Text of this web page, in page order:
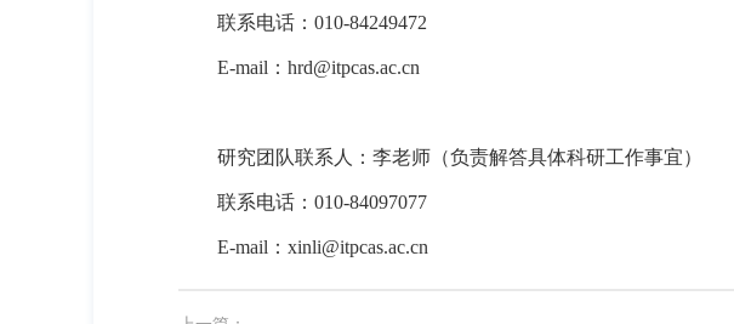
联系电话： 010-84249472
E-mail ： hrd@itpcas.ac.cn
研究团队联系人：李老师（负责解答具体科研工作事宜）
联系电话： 010-84097077
E-mail ： xinli@itpcas.ac.cn